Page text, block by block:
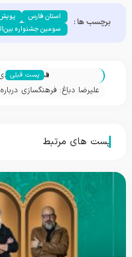
برچسب ها : استان فارس
سومین جشنواره
« پست قبلیشهرام
رسانه‌ای
علیرضا دباغ: فرهنگسازی
پست های مرتبط